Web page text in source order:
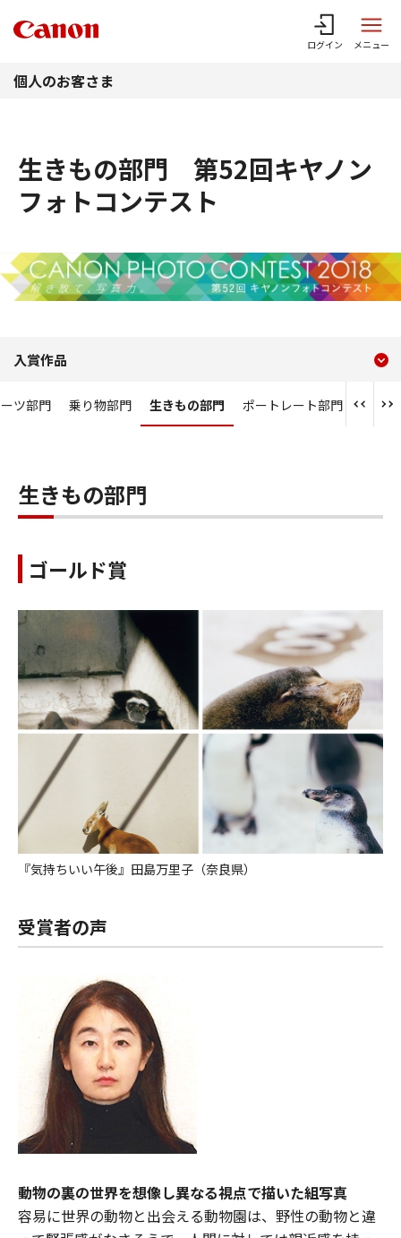
ログイン メニュー
個人のお客さま
生きもの部門 第52回キヤノン
フォトコンテスト
生きもの部門 第52回キ
入賞作品
ツ部門 乗り物部門 生きもの部門 ポートレート部門 アン
生きもの部門
ゴールド賞
『気持ちいい午後』田島万里子（奈良県）
受賞者の声
動物の裏の世界を想像し異なる視点で描いた組写真
容易に世界の動物と出会える動物園は、野性の動物と違